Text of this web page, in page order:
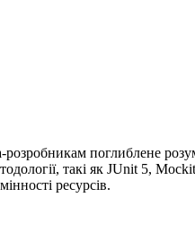
поглиблене
такі як JUnit 5,
ресурсів.